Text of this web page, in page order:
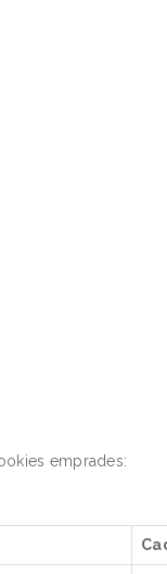
emprades: